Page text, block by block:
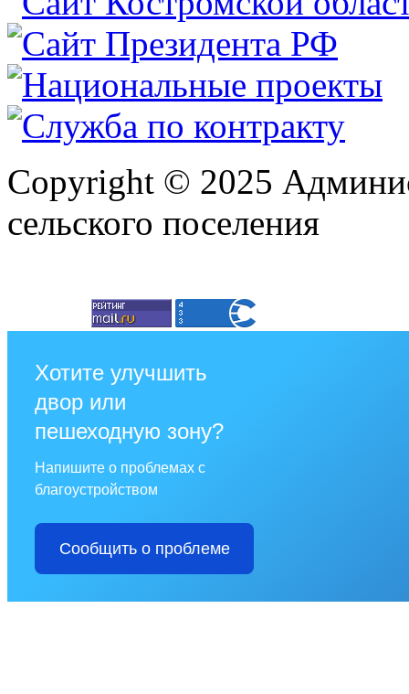
Copyright © 2025
сельского поселения
Хотите улучшить
двор или
пешеходную зону?
Напишите о проблемах с
благоустройством
Сообщить о проблеме